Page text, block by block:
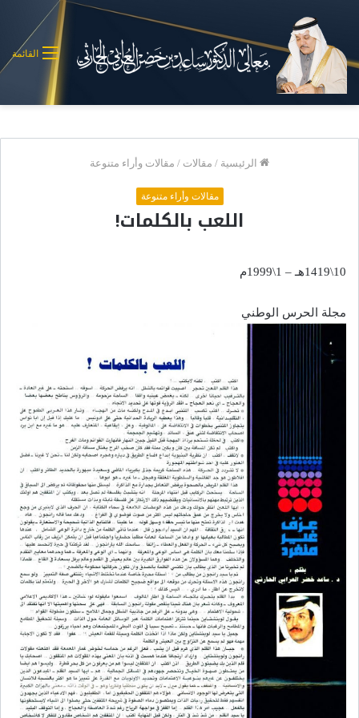
القائمة
الرئيسية / مقالات / مقالات وأراء متنوعة
مقالات وأراء متنوعة
اللعب بالكلمات!
10\1419هـ – 1\1999م
مجلة الحرس الوطني